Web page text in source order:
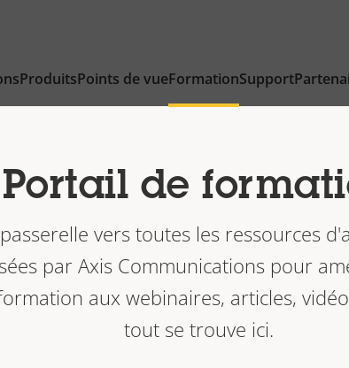
ProduitsPoints de vueFormationSupport
Portail de
vers toutes les ressources
par Axis Communications pour
aux webinaires, articles,
tout se trouve ici.